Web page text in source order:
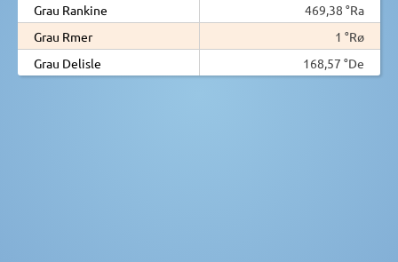
Grau Rankine
469,38 °Ra
Grau Rmer
1 °Rø
Grau Delisle
168,57 °De